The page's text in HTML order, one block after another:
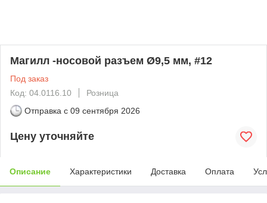
Магилл -носовой разъем Ø9,5 мм, #12
Под заказ
Код: 04.0116.10
Розница
Отправка с 09 сентября 2026
Цену уточняйте
Описание Характеристики Доставка Оплата